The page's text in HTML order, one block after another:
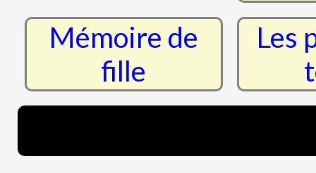
Mémoire de
fille
Les